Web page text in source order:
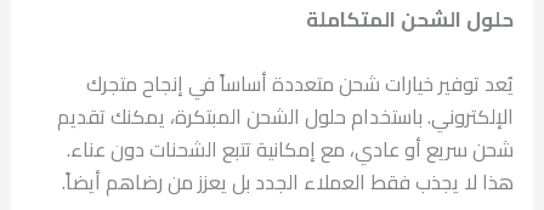
حلول الشحن المتكاملة
يُعد توفير خيارات شحن متعددة أساساً في إنجاح متجرك
الإلكتروني. باستخدام حلول الشحن المبتكرة، يمكنك تقديم
شحن سريع أو عادي، مع إمكانية تتبع الشحنات دون عناء.
هذا لا يجذب فقط العملاء الجدد بل يعزز من رضاهم أيضاً.